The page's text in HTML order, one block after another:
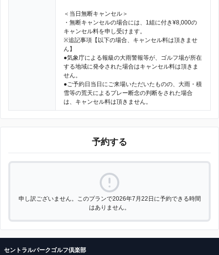
＜当日無断キャンセル＞
・無断キャンセルの場合には、1組に付き¥8,000の
キャンセル料を申し受けます。
※追記事項【以下の場合、キャンセル料は頂きませ
ん】
●気象庁による報級の大雨警報等が、ゴルフ場が所在
する地域に発令された場合はキャンセル料は頂きま
せん。
●ご予約日当日にご来場いただいたものの、大雨・積
雪等の荒天によるプレー断念の判断をされた場合
は、キャンセル料は頂きません。
予約する
申し訳ございません。このプランで2026年7月22日に予約できる時間
はありません。
セントラルパークゴルフ倶楽部